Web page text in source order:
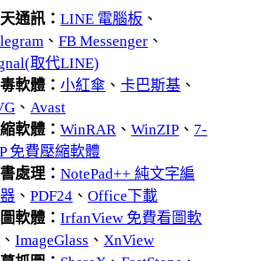
通訊：LINE 電腦板 、
、FB Messenger 、
取代LINE)
軟體：小紅傘 、卡巴斯基 、
、 Avast
軟體：WinRAR 、WinZIP 、 7-
免費壓縮軟體
處理：NotePad++ 純文字編
、PDF24 、Office下載
軟體：IrfanView 免費看圖軟
、ImageGlass 、 XnView